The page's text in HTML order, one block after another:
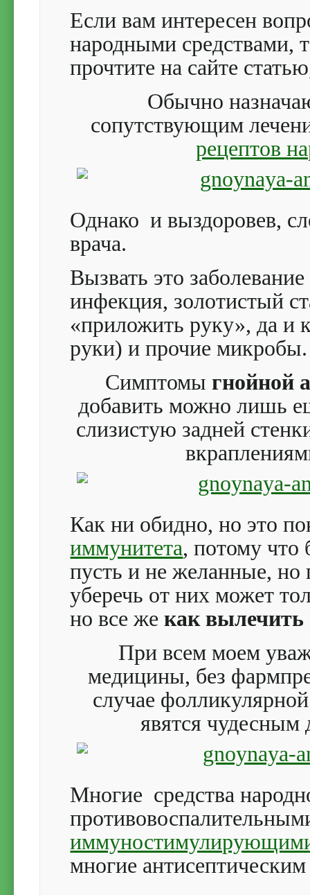
Если вам интересен
народными средствами,
прочтите на сайте
Обычно
сопутствующим
рецептов
Однако и выздоровев,
врача.
Вызвать это
инфекция, золотистый
«приложить руку», да и
руки) и прочие микробы.
Симптомыгнойной
добавить можно лишь
слизистую задней
Как ни обидно, но это
иммунитета, потому что
пусть и не желанные,
уберечь от них может
но все жекак
При всем моем
медицины, без
случае
явятся
Многие средства
многие